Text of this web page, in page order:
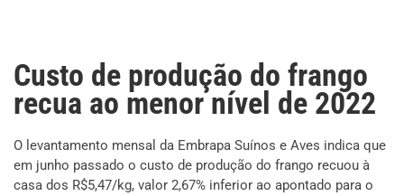
Custo de produção do frango
recua ao menor nível de 2022
O levantamento mensal da Embrapa Suínos e Aves indica que
em junho passado o custo de produção do frango recuou à
casa dos R$5,47/kg, valor 2,67% inferior ao apontado para o